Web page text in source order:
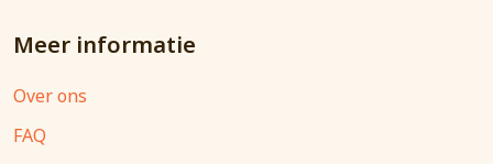
Meer informatie
Over ons
FAQ